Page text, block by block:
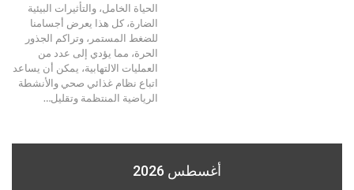
الحياة الخامل، والتأثيرات البيئية
الضارة، كل هذا يعرض أجسامنا
للضغط المستمر، وتراكم الجذور
الحرة، مما يؤدي إلى عدد من
العمليات الالتهابية، يمكن أن يساعد
اتباع نظام غذائي صحي والأنشطة
الرياضية المنتظمة وتقليل…
أغسطس 2026